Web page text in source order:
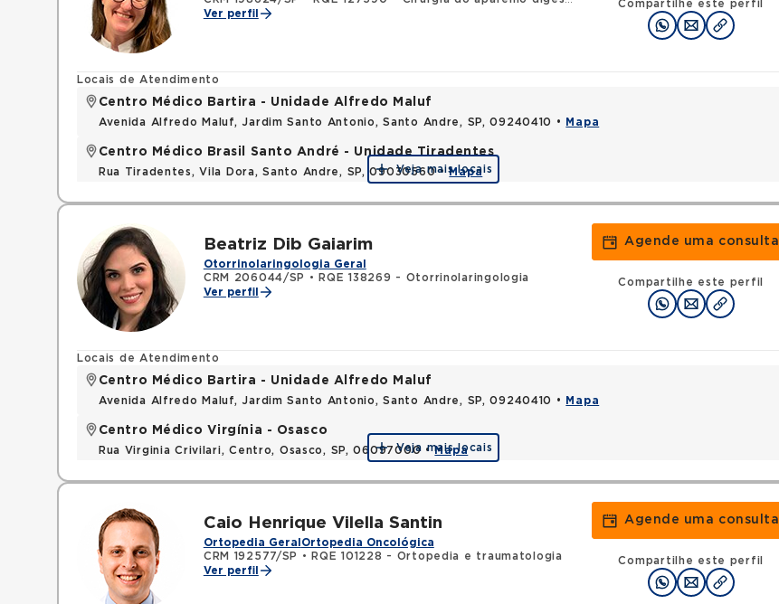
Ver perfil
Compartilhe este perfil
Locais de Atendimento
Centro Médico Bartira - Unidade Alfredo Maluf
Avenida Alfredo Maluf, Jardim Santo Antonio, Santo Andre, SP, 09240410 • Mapa
Centro Médico Brasil Santo André - Unidade Tiradentes
Rua Tiradentes, Vila Dora, Santo Andre, SP, 09030560 •Mapa
Veja mais locais
Beatriz Dib Gaiarim
Otorrinolaringologia Geral
CRM 206044/SP
•
RQE 138269 - Otorrinolaringologia
Ver perfil
Agende uma consulta
Compartilhe este perfil
Locais de Atendimento
Centro Médico Bartira - Unidade Alfredo Maluf
Avenida Alfredo Maluf, Jardim Santo Antonio, Santo Andre, SP, 09240410 • Mapa
Centro Médico Virgínia - Osasco
Rua Virginia Crivilari, Centro, Osasco, SP, 06097000 •Mapa
Veja mais locais
Caio Henrique Vilella Santin
Ortopedia Geral Ortopedia Oncológica
CRM 192577/SP
•
RQE 101228 - Ortopedia e traumatologia
Ver perfil
Agende uma consulta
Compartilhe este perfil